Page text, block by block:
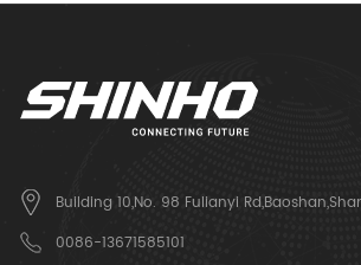
Building 10,No. 98 Fulianyi
0086-13671585101